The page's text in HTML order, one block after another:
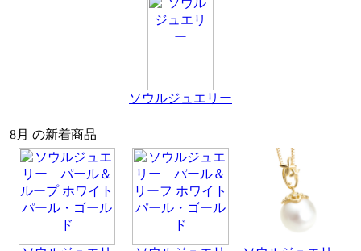
ソウルジュエリー
8月 の新着商品